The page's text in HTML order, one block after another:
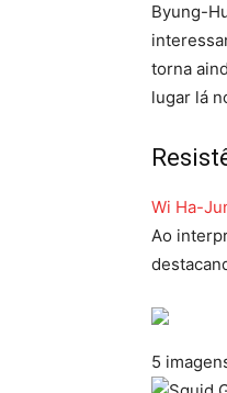
Byung-
torna
lugar lá
Wi Ha-
Ao
5